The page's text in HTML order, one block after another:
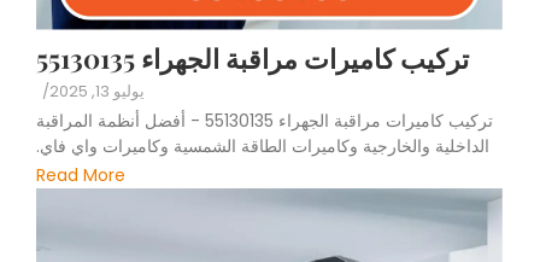
تركيب كاميرات مراقبة الجهراء 55130135
يوليو 13, 2025 /
تركيب كاميرات مراقبة الجهراء 55130135 - أفضل أنظمة المراقبة
الداخلية والخارجية وكاميرات الطاقة الشمسية وكاميرات واي فاي.
Read More